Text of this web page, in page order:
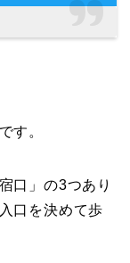
す。
口」の3つあり
口を決めて歩